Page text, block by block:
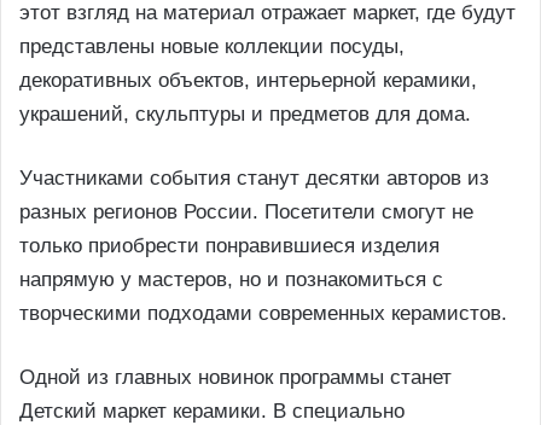
этот взгляд на материал отражает маркет, где будут
представлены новые коллекции посуды,
декоративных объектов, интерьерной керамики,
украшений, скульптуры и предметов для дома.
Участниками события станут десятки авторов из
разных регионов России. Посетители смогут не
только приобрести понравившиеся изделия
напрямую у мастеров, но и познакомиться с
творческими подходами современных керамистов.
Одной из главных новинок программы станет
Детский маркет керамики. В специально